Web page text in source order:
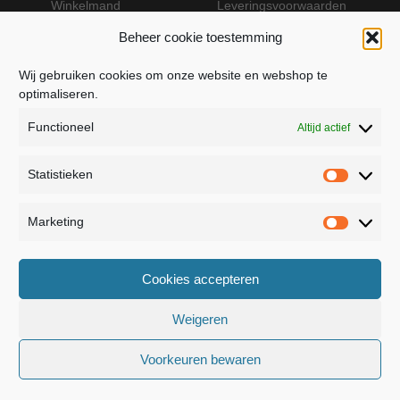
Beheer cookie toestemming
Wij gebruiken cookies om onze website en webshop te
optimaliseren.
Functioneel Altijd actief
Statistieken
Marketing
Cookies accepteren
Weigeren
Voorkeuren bewaren
Winkelmand
Leveringsvoorwaarden
VEILIG BETALEN MET MOLLIE
JB Fashion — Powered by Jolanda Bevelander
Dressage - Heuvelsweg 19 - 4321 TE Kerkwerve